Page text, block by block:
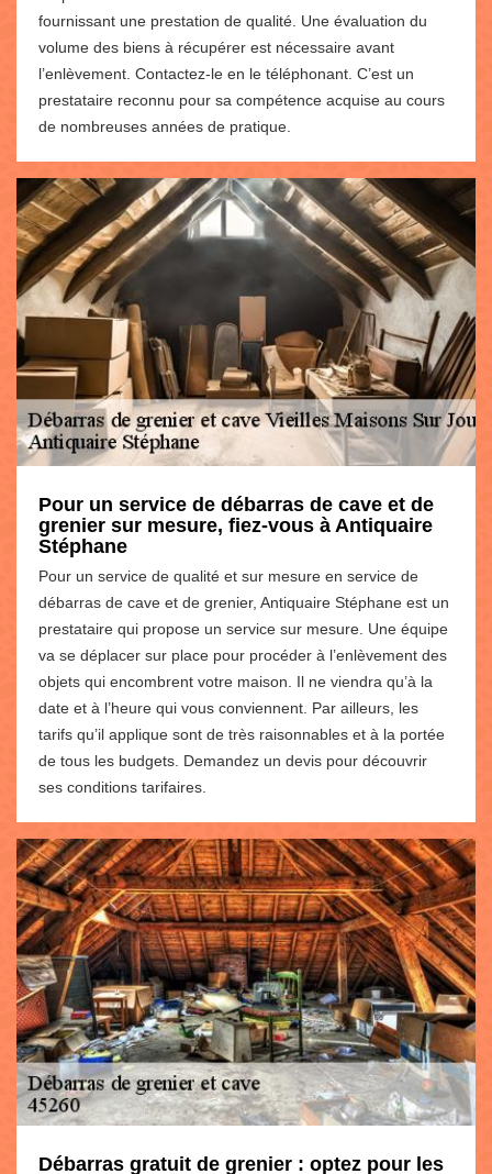
fournissant une prestation de qualité. Une évaluation du
volume des biens à récupérer est nécessaire avant
l’enlèvement. Contactez-le en le téléphonant. C’est un
prestataire reconnu pour sa compétence acquise au cours
de nombreuses années de pratique.
Pour un service de débarras de cave et de
grenier sur mesure, fiez-vous à Antiquaire
Stéphane
Pour un service de qualité et sur mesure en service de
débarras de cave et de grenier, Antiquaire Stéphane est un
prestataire qui propose un service sur mesure. Une équipe
va se déplacer sur place pour procéder à l’enlèvement des
objets qui encombrent votre maison. Il ne viendra qu’à la
date et à l’heure qui vous conviennent. Par ailleurs, les
tarifs qu’il applique sont de très raisonnables et à la portée
de tous les budgets. Demandez un devis pour découvrir
ses conditions tarifaires.
Débarras gratuit de grenier : optez pour les